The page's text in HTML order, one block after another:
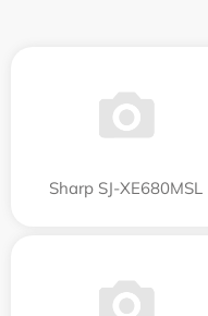
Sharp SJ-XE680MSL